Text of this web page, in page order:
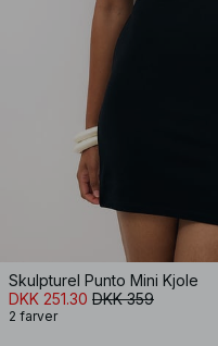
Skulpturel Punto Mini Kjole
DKK 251.30 DKK 359
2 farver